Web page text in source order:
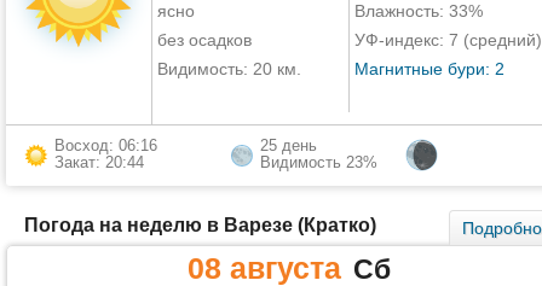
ясно
без осадков
Видимость: 20 км.
Влажность: 33%
УФ-индекс: 7 (средний)
Магнитные бури: 2
Восход: 06:16
Закат: 20:44
25 день
Видимость 23%
Погода на неделю в Варезе (Кратко) Подробно
08 августа Сб